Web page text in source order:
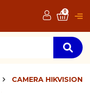
0
CAMERA HIKVISION